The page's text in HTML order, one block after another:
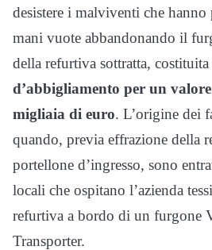
desistere i malviventi che
mani vuote abbandonando il
della refurtiva sottratta, costituita
d’abbigliamento per un
migliaia di euro. L’origine dei
quando, previa effrazione della
portellone d’ingresso, sono
locali che ospitano l’azienda
refurtiva a bordo di un furgone
Transporter.